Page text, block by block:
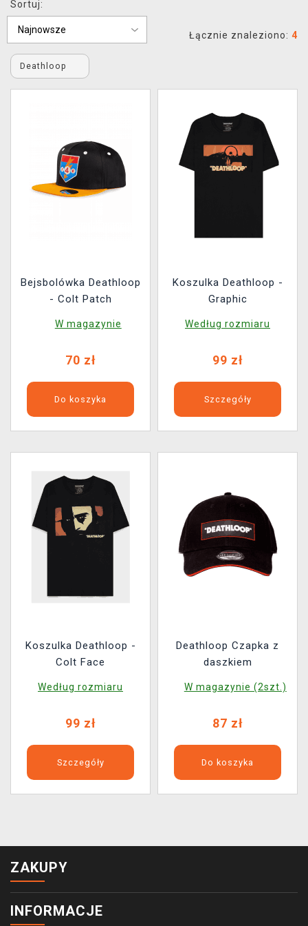
XZONE KLUB
Sortuj:
Łącznie znaleziono: 4
Deathloop
Bejsbolówka Deathloop
- Colt Patch
W magazynie
70 zł
Do koszyka
Koszulka Deathloop -
Graphic
Według rozmiaru
99 zł
Szczegóły
Koszulka Deathloop -
Colt Face
Według rozmiaru
99 zł
Szczegóły
Deathloop Czapka z
daszkiem
W magazynie (2szt.)
87 zł
Do koszyka
ZAKUPY
INFORMACJE